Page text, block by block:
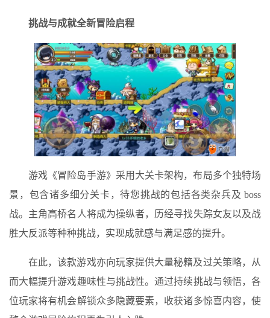
挑战与成就全新冒险启程
游戏《冒险岛手游》采用大关卡架构，布局多个独特场
景，包含诸多细分关卡，待您挑战的包括各类杂兵及 boss
战。主角高桥名人将成为操纵者，历经寻找失踪女友以及战
胜大反派等种种挑战，实现成就感与满足感的提升。
在此，该款游戏亦向玩家提供大量秘籍及过关策略，从
而大幅提升游戏趣味性与挑战性。通过持续挑战与领悟，各
位玩家将有机会解锁众多隐藏要素，收获诸多惊喜内容，使